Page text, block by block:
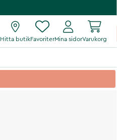
Hitta butikFavoriterMina sidorVarukorg